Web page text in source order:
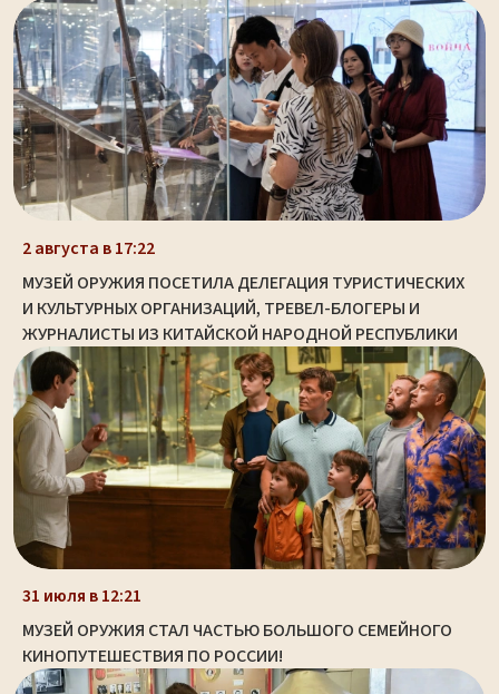
2 августа в 17:22
МУЗЕЙ ОРУЖИЯ ПОСЕТИЛА ДЕЛЕГАЦИЯ ТУРИСТИЧЕСКИХ
И КУЛЬТУРНЫХ ОРГАНИЗАЦИЙ, ТРЕВЕЛ-БЛОГЕРЫ И
ЖУРНАЛИСТЫ ИЗ КИТАЙСКОЙ НАРОДНОЙ РЕСПУБЛИКИ
31 июля в 12:21
МУЗЕЙ ОРУЖИЯ СТАЛ ЧАСТЬЮ БОЛЬШОГО СЕМЕЙНОГО
КИНОПУТЕШЕСТВИЯ ПО РОССИИ!